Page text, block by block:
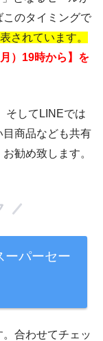
このタイミングで
されています。
）19時から】を
そしてLINEでは
商品なども共有
勧め致します。
ーパーセー
合わせてチェッ